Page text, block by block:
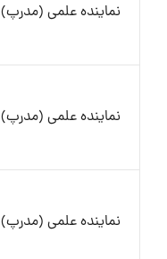
نماینده علمی (مدرپ)
نماینده علمی (مدرپ)
نماینده علمی (مدرپ)